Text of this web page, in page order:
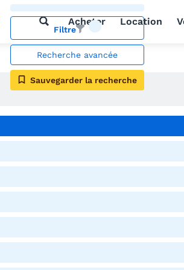
Acheter Location
Filtre
Recherche avancée
Sauvegarder la recherche